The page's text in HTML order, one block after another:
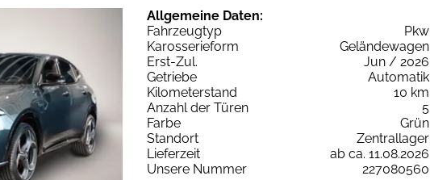
Allgemeine Daten:
Fahrzeugtyp
Pkw
Karosserieform
Geländewagen
Erst-Zul.
Jun / 2026
Getriebe
Automatik
Kilometerstand
10 km
Anzahl der Türen
5
Farbe
Grün
Standort
Zentrallager
Lieferzeit
ab ca. 11.08.2026
Unsere Nummer
227080560